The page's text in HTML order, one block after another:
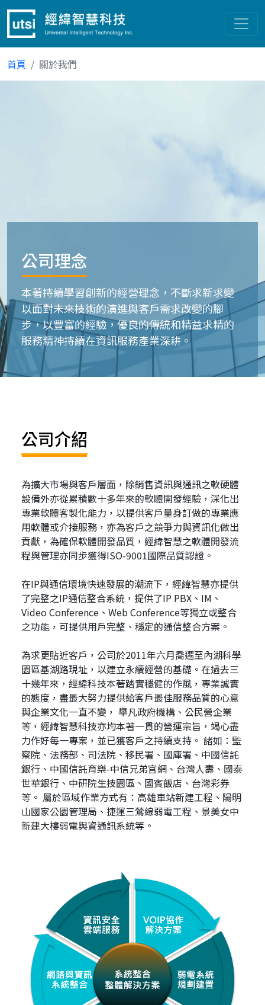
首頁 關於我們
公司理念
本著持續學習創新的經營理念，不斷求新求變
以面對未來技術的演進與客戶需求改變的腳
步，以豐富的經驗，優良的傳統和精益求精的
服務精神持續在資訊服務產業深耕。
公司介紹
為擴大市場與客戶層面，除銷售資訊與通訊之軟硬體
設備外亦從累積數十多年來的軟體開發經驗，深化出
專業軟體客製化能力，以提供客戶量身訂做的專業應
用軟體或介接服務，亦為客戶之競爭力與資訊化做出
貢獻，為確保軟體開發品質，經緯智慧之軟體開發流
程與管理亦同步獲得ISO-9001國際品質認證。
在IP與通信環境快速發展的潮流下，經緯智慧亦提供
了完整之IP通信整合系統，提供了IP PBX、IM、
Video Conference、Web Conference等獨立或整合
之功能，可提供用戶完整、穩定的通信整合方案。
為求更貼近客戶，公司於2011年六月喬遷至內湖科學
園區基湖路現址，以建立永續經營的基礎。在過去三
十幾年來，經緯科技本著踏實穩健的作風，專業誠實
的態度，盡最大努力提供給客戶最佳服務品質的心意
與企業文化一直不變， 舉凡政府機構、公民營企業
等，經緯智慧科技亦均本著一貫的營運宗旨，竭心盡
力作好每一專案，並已獲客戶之持續支持。 諸如：監
察院、法務部、司法院、移民署、國庫署、中國信託
銀行、中國信託育樂-中信兄弟官網、台灣人壽、國泰
世華銀行、中研院生技園區、國賓飯店、台灣彩券
等。 屬於區域作業方式有：高雄車站新建工程、陽明
山國家公園管理局、捷運三鶯線弱電工程、景美女中
新建大樓弱電與資通訊系統等。